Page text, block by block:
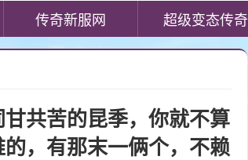
传奇新服网 超级变态传奇
共苦的昆季，你就不算
，有那末一俩个，不赖